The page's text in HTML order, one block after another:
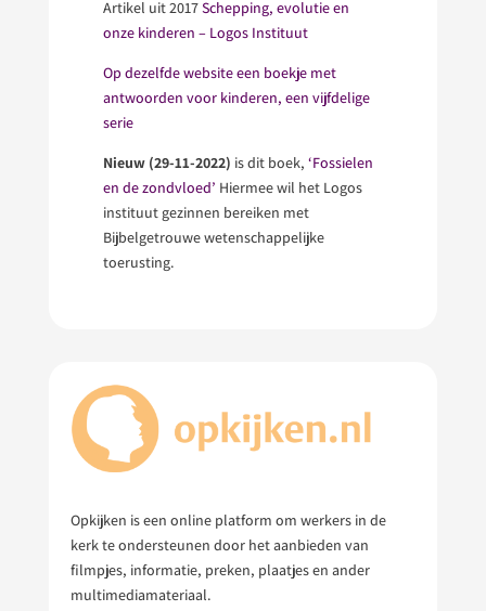
Artikel uit 2017Schepping, evolutie en
onze kinderen – Logos Instituut
Op dezelfde website een boekje met
antwoorden voor kinderen, een vijfdelige
serie
Nieuw (29-11-2022) is dit boek, ‘Fossielen
en de zondvloed’ Hiermee wil het Logos
instituut gezinnen bereiken met
Bijbelgetrouwe wetenschappelijke
toerusting.
Opkijken is een online platform om werkers in de
kerk te ondersteunen door het aanbieden van
filmpjes, informatie, preken, plaatjes en ander
multimediamateriaal.